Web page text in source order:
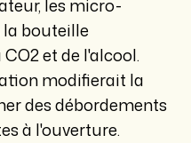
les micro-
bouteille
et de l'alcool.
modifierait la
des débordements
à l'ouverture.